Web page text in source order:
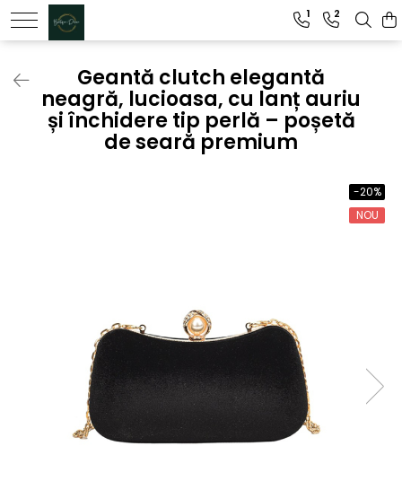
Clutch dama
Genti Piele Naturala
1 2
Geantă clutch elegantă
neagră, lucioasa, cu lanț auriu
și închidere tip perlă – poșetă
de seară premium
-20%
NOU